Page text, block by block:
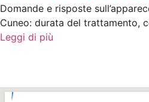
Domande e risposte
Cuneo: durata del trattamento,
Leggi di più